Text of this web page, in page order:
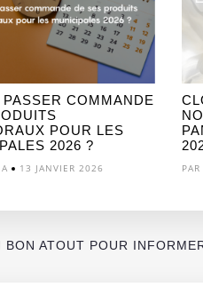
COMMANDE
POUR LES
2026 ?
13 JANVIER 2026
ATOUT POUR